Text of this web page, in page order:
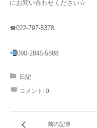
にお問い合わせください☆
☎022-797-5378
090-2845-5888
日記
コメント: 0
前の記事